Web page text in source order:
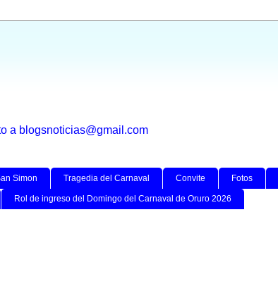
a blogsnoticias@gmail.com
Simon Tragedia del Carnaval Convite Fotos
Rol de ingreso del Domingo del Carnaval de Oruro 2026